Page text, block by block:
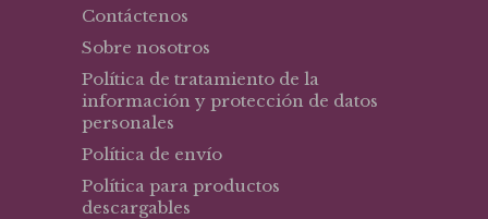
Contáctenos
Sobre nosotros
Política de tratamiento de la
información y protección de datos
personales
Política de envío
Política para productos
descargables